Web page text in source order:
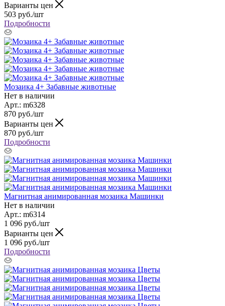
Варианты цен
503 руб./шт
Подробности
Мозаика 4+ Забавные животные
Нет в наличии
Арт.: m6328
870 руб./шт
Варианты цен
870 руб./шт
Подробности
Магнитная анимированная мозаика Машинки
Нет в наличии
Арт.: m6314
1 096 руб./шт
Варианты цен
1 096 руб./шт
Подробности